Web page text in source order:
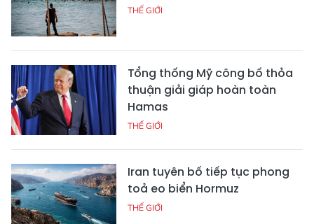
THẾ GIỚI
Tổng thống Mỹ công bố thỏa
thuận giải giáp hoàn toàn
Hamas
THẾ GIỚI
Iran tuyên bố tiếp tục phong
toả eo biển Hormuz
THẾ GIỚI